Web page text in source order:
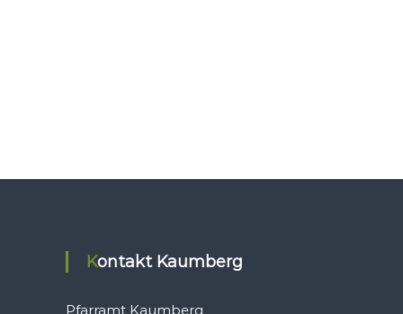
Kontakt Kaumberg
Pfarramt Kaumberg